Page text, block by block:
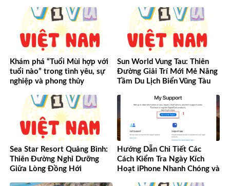
Khám phá “Tuổi Mùi hợp với
tuổi nào” trong tình yêu, sự
nghiệp và phong thủy
Sun World Vung Tau: Thiên
Đường Giải Trí Mới Mẻ Nâng
Tầm Du Lịch Biển Vũng Tàu
Sea Star Resort Quảng Bình:
Thiên Đường Nghỉ Dưỡng
Giữa Lòng Đồng Hới
Hướng Dẫn Chi Tiết Các
Cách Kiểm Tra Ngày Kích
Hoạt iPhone Nhanh Chóng và